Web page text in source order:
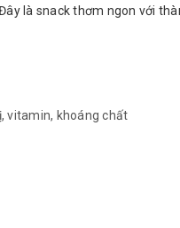
là snack thơm ngon với
vitamin, khoáng chất